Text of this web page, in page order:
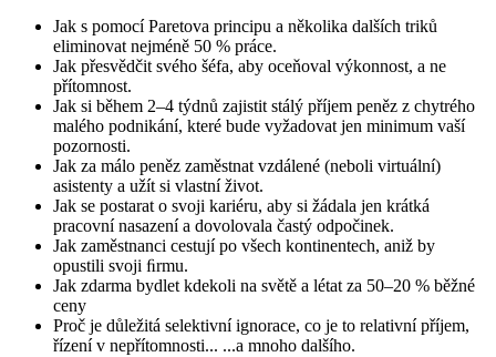
Jak s pomocí Paretova principu a několika dalších triků
eliminovat nejméně 50 % práce.
Jak přesvědčit svého šéfa, aby oceňoval výkonnost, a ne
přítomnost.
Jak si během 2–4 týdnů zajistit stálý příjem peněz z chytrého
malého podnikání, které bude vyžadovat jen minimum vaší
pozornosti.
Jak za málo peněz zaměstnat vzdálené (neboli virtuální)
asistenty a užít si vlastní život.
Jak se postarat o svoji kariéru, aby si žádala jen krátká
pracovní nasazení a dovolovala častý odpočinek.
Jak zaměstnanci cestují po všech kontinentech, aniž by
opustili svoji ﬁrmu.
Jak zdarma bydlet kdekoli na světě a létat za 50–20 % běžné
ceny
Proč je důležitá selektivní ignorace, co je to relativní příjem,
řízení v nepřítomnosti... ...a mnoho dalšího.